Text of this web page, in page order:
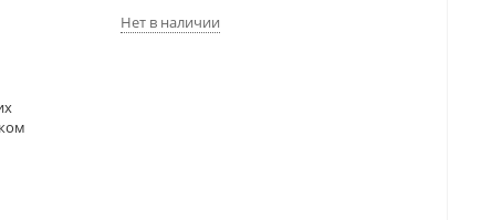
Нет в наличии